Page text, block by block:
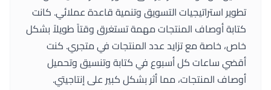
تطوير استراتيجيات التسويق وتنمية قاعدة عملائي. كانت
كتابة أوصاف المنتجات مهمة تستغرق وقتاً طويلاً بشكل
خاص، خاصة مع تزايد عدد المنتجات في متجري. كنت
أقضي ساعات كل أسبوع في كتابة وتنسيق وتحميل
أوصاف المنتجات، مما أثر بشكل كبير على إنتاجيتي.